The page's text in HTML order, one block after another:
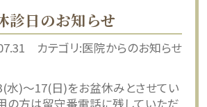
診日のお知らせ
カテゴリ:医院からのお知らせ
水)〜17(日)をお盆休みとさせてい
の方は留守番電話に残していただ